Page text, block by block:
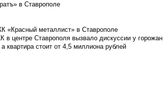
в Ставрополе
«Красный металлист» в Ставрополе
в центре Ставрополя вызвало дискуссии у горожан
квартира стоит от 4,5 миллиона рублей